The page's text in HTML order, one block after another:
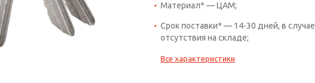
Материал* — ЦАМ;
Срок поставки* — 14-30 дней, в случае
отсутствия на складе;
Все характеристики